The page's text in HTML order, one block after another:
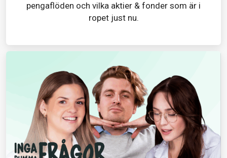
pengaflöden och vilka aktier & fonder som är i
ropet just nu.